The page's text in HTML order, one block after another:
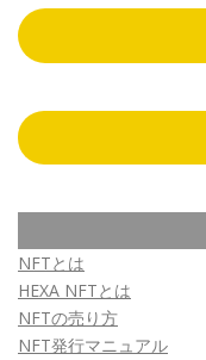
NFTとは
HEXA NFTとは
NFTの売り方
NFT発行マニュアル